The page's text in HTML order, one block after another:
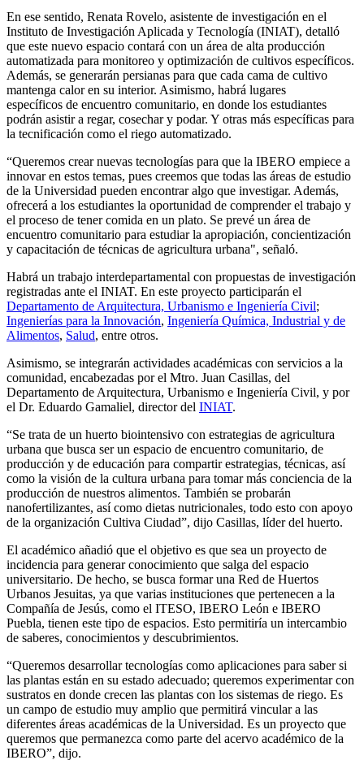
En ese sentido, Renata Rovelo, asistente de investigación en el
Instituto de Investigación Aplicada y Tecnología (INIAT), detalló
que este nuevo espacio contará con un área de alta producción
automatizada para monitoreo y optimización de cultivos específicos.
Además, se generarán persianas para que cada cama de cultivo
mantenga calor en su interior. Asimismo, habrá lugares
específicos de encuentro comunitario, en donde los estudiantes
podrán asistir a regar, cosechar y podar. Y otras más específicas para
la tecnificación como el riego automatizado.
“Queremos crear nuevas tecnologías para que la IBERO empiece a
innovar en estos temas, pues creemos que todas las áreas de estudio
de la Universidad pueden encontrar algo que investigar. Además,
ofrecerá a los estudiantes la oportunidad de comprender el trabajo y
el proceso de tener comida en un plato. Se prevé un área de
encuentro comunitario para estudiar la apropiación, concientización
y capacitación de técnicas de agricultura urbana", señaló.
Habrá un trabajo interdepartamental con propuestas de investigación
registradas ante el INIAT. En este proyecto participarán el
Departamento de Arquitectura, Urbanismo e Ingeniería Civil;
Ingenierías para la Innovación, Ingeniería Química, Industrial y de
Alimentos, Salud, entre otros.
Asimismo, se integrarán actividades académicas con servicios a la
comunidad, encabezadas por el Mtro. Juan Casillas, del
Departamento de Arquitectura, Urbanismo e Ingeniería Civil, y por
el Dr. Eduardo Gamaliel, director del INIAT.
“Se trata de un huerto biointensivo con estrategias de agricultura
urbana que busca ser un espacio de encuentro comunitario, de
producción y de educación para compartir estrategias, técnicas, así
como la visión de la cultura urbana para tomar más conciencia de la
producción de nuestros alimentos. También se probarán
nanofertilizantes, así como dietas nutricionales, todo esto con apoyo
de la organización Cultiva Ciudad”, dijo Casillas, líder del huerto.
El académico añadió que el objetivo es que sea un proyecto de
incidencia para generar conocimiento que salga del espacio
universitario. De hecho, se busca formar una Red de Huertos
Urbanos Jesuitas, ya que varias instituciones que pertenecen a la
Compañía de Jesús, como el ITESO, IBERO León e IBERO
Puebla, tienen este tipo de espacios. Esto permitiría un intercambio
de saberes, conocimientos y descubrimientos.
“Queremos desarrollar tecnologías como aplicaciones para saber si
las plantas están en su estado adecuado; queremos experimentar con
sustratos en donde crecen las plantas con los sistemas de riego. Es
un campo de estudio muy amplio que permitirá vincular a las
diferentes áreas académicas de la Universidad. Es un proyecto que
queremos que permanezca como parte del acervo académico de la
IBERO”, dijo.